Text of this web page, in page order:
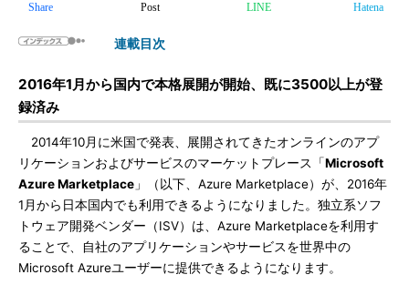
Share Post LINE Hatena
連載目次
2016年1月から国内で本格展開が開始、既に3500以上が登
録済み
2014年10月に米国で発表、展開されてきたオンラインのアプ
リケーションおよびサービスのマーケットプレース「Microsoft
Azure Marketplace 」（以下、Azure Marketplace）が、2016年
1月から日本国内でも利用できるようになりました。独立系ソフ
トウェア開発ベンダー（ISV）は、Azure Marketplaceを利用す
ることで、自社のアプリケーションやサービスを世界中の
Microsoft Azureユーザーに提供できるようになります。